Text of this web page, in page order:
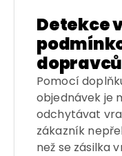
Detekce
dopravců
Pomocí
objednávek je
odchytávat
zákazník
než se zásilka